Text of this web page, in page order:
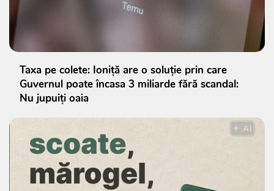
Taxa pe colete: Ioniță are o soluție prin care
Guvernul poate încasa 3 miliarde fără scandal:
Nu jupuiți oaia